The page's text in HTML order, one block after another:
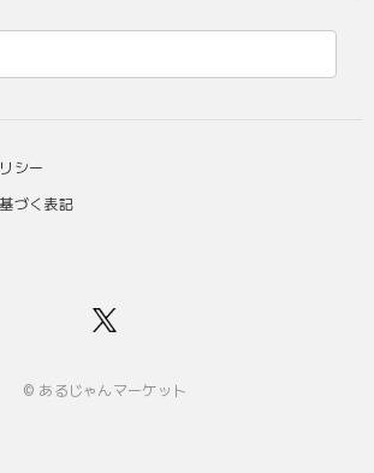
シー
づく表記
© あるじゃんマーケット